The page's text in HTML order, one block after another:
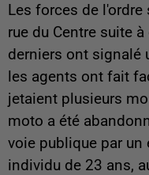
Les forces de
rue du Centre suite
derniers ont signalé
les agents ont fait
jetaient plusieurs
moto a été
voie publique par un
individu de 23 ans,